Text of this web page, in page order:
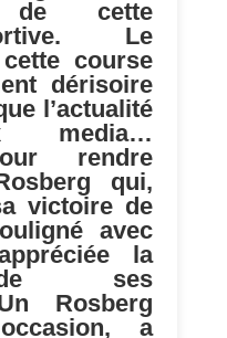
de cette
Le
course
dérisoire
l’actualité
media…
rendre
qui,
victoire de
avec
la
ses
Rosberg
a